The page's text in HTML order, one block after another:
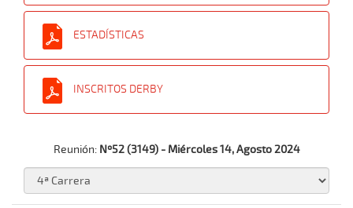
ESTADÍSTICAS
INSCRITOS DERBY
Reunión: Nº52 (3149) - Miércoles 14, Agosto 2024